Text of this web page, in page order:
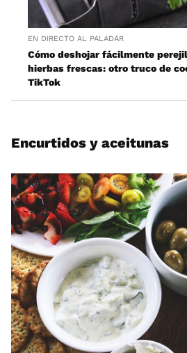
EN DIRECTO AL PALADAR
Cómo deshojar fácilmente
hierbas frescas: otro truco de
TikTok
Encurtidos y aceitunas